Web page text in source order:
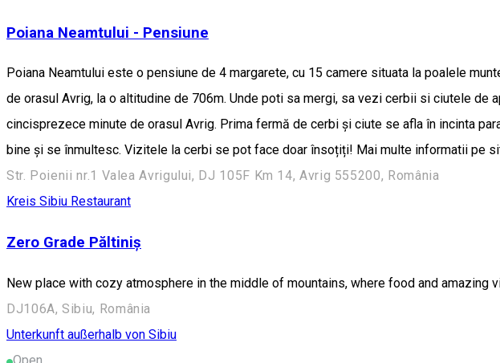
Poiana Neamtului - Pensiune
Poiana Neamtului este o pensiune de 4 margarete, cu 15 camere situata la poalele
de orasul Avrig, la o altitudine de 706m. Unde poti sa mergi, sa vezi cerbii si ciutele de
cincisprezece minute de orasul Avrig. Prima fermă de cerbi și ciute se afla în incinta
bine și se înmultesc. Vizitele la cerbi se pot face doar însoțiți! Mai multe informatii pe
Str. Poienii nr.1 Valea Avrigului, DJ 105F Km 14, Avrig 555200, România
Kreis Sibiu Restaurant
Zero Grade Păltiniș
New place with cozy atmosphere in the middle of mountains, where food and amazing
DJ106A, Sibiu, România
Unterkunft außerhalb von Sibiu